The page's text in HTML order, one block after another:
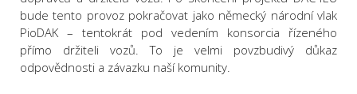
bude tento provoz pokračovat jako německý národní vlak
PioDAK – tentokrát pod vedením konsorcia řízeného
přímo držiteli vozů. To je velmi povzbudivý důkaz
odpovědnosti a závazku naší komunity.